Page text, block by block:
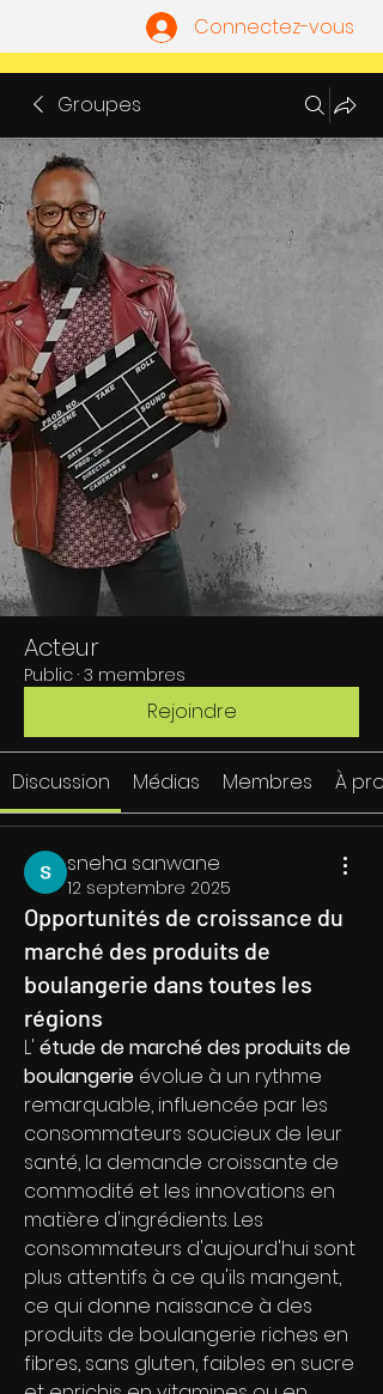
Connectez-vous
Groupes
Acteur
Public · 3 membres
Rejoindre
Discussion Médias Membres À
sneha sanwane
12 septembre 2025
Opportunités de croissance du
marché des produits de
boulangerie dans toutes les
régions
L' étude de marché des produits de
boulangerie évolue à un rythme
remarquable, influencée par les
consommateurs soucieux de leur
santé, la demande croissante de
commodité et les innovations en
matière d'ingrédients. Les
consommateurs d'aujourd'hui sont
plus attentifs à ce qu'ils mangent,
ce qui donne naissance à des
produits de boulangerie riches en
fibres, sans gluten, faibles en sucre